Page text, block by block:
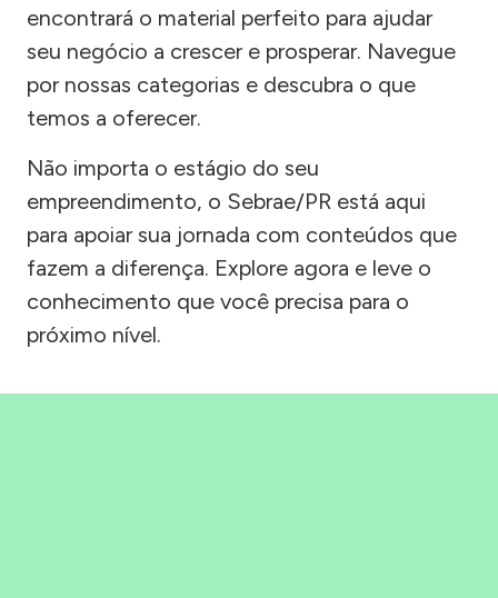
encontrará o material perfeito para ajudar
seu negócio a crescer e prosperar. Navegue
por nossas categorias e descubra o que
temos a oferecer.
Não importa o estágio do seu
empreendimento, o Sebrae/PR está aqui
para apoiar sua jornada com conteúdos que
fazem a diferença. Explore agora e leve o
conhecimento que você precisa para o
próximo nível.